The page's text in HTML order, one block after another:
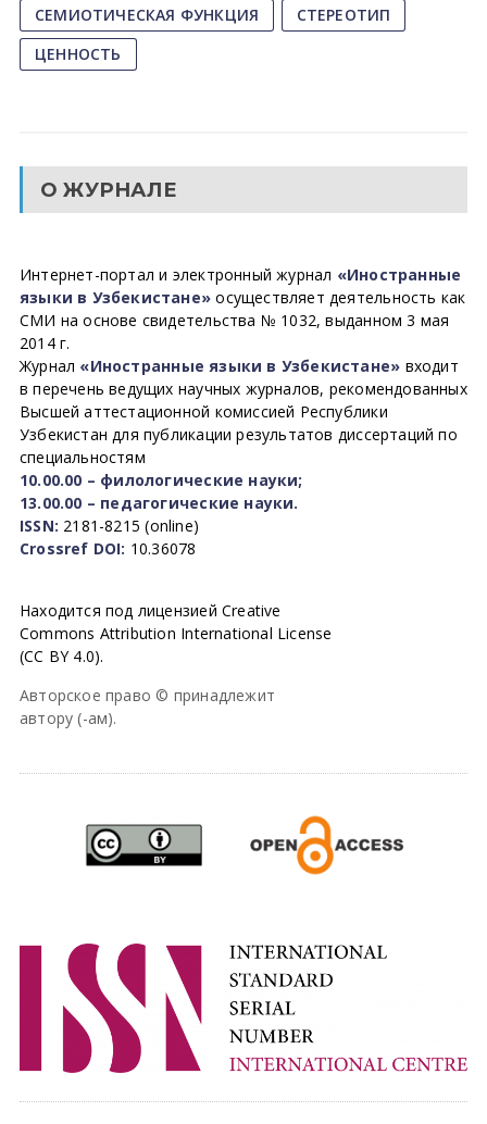
СЕМИОТИЧЕСКАЯ ФУНКЦИЯ
СТЕРЕОТИП
ЦЕННОСТЬ
О ЖУРНАЛЕ
Интернет-портал и электронный журнал «Иностранные
языки в Узбекистане» осуществляет деятельность как
СМИ на основе свидетельства № 1032, выданном 3 мая
2014 г.
Журнал «Иностранные языки в Узбекистане» входит
в перечень ведущих научных журналов, рекомендованных
Высшей аттестационной комиссией Республики
Узбекистан для публикации результатов диссертаций по
специальностям
10.00.00 – филологические науки;
13.00.00 – педагогические науки.
ISSN: 2181-8215 (online)
Crossref DOI: 10.36078
Находится под лицензией Creative
Commons Attribution International License
(CC BY 4.0).
Авторское право © принадлежит
автору (-ам).